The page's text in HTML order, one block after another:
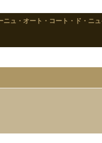
ニュ・オート・コート・ド・ニ